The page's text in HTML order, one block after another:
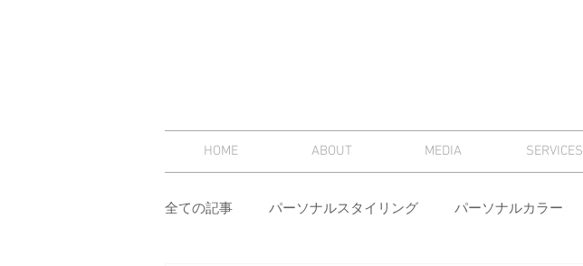
HOME ABOUT MEDIA SERVICES
全ての記事 パーソナルスタイリング パーソナルカラー